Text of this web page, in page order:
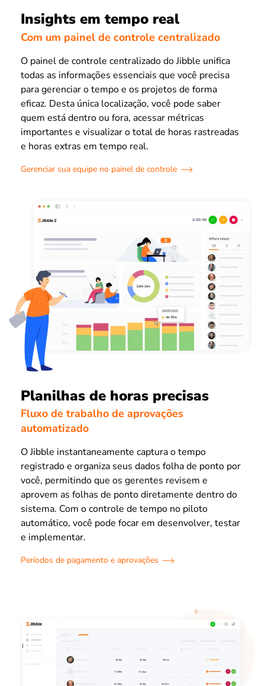
Insights em tempo real
Com um painel de controle centralizado
O painel de controle centralizado do Jibble unifica
todas as informações essenciais que você precisa
para gerenciar o tempo e os projetos de forma
eficaz. Desta única localização, você pode saber
quem está dentro ou fora, acessar métricas
importantes e visualizar o total de horas rastreadas
e horas extras em tempo real.
Gerenciar sua equipe no painel de controle
Planilhas de horas precisas
Fluxo de trabalho de aprovações
automatizado
O Jibble instantaneamente captura o tempo
registrado e organiza seus dados folha de ponto por
você, permitindo que os gerentes revisem e
aprovem as folhas de ponto diretamente dentro do
sistema. Com o controle de tempo no piloto
automático, você pode focar em desenvolver, testar
e implementar.
Períodos de pagamento e aprovações